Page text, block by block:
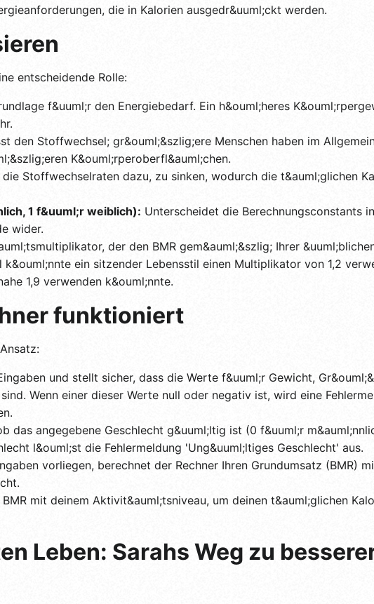
die in Kalorien ausgedr&uuml;ckt werden.
entscheidende Rolle:
f&uuml;r den Energiebedarf. Ein h&ouml;heres
den Stoffwechsel; gr&ouml;&szlig;ere Menschen haben im
K&ouml;rperoberfl&auml;chen.
Stoffwechselraten dazu, zu sinken, wodurch die t&auml;glichen
1 f&uuml;r weiblich): Unterscheidet die Berechnungsconstants
wider.
der den BMR gem&auml;&szlig; Ihrer
ein sitzender Lebensstil einen Multiplikator von 1,2
1,9 verwenden k&ouml;nnte.
funktioniert
und stellt sicher, dass die Werte f&uuml;r Gewicht,
Wenn einer dieser Werte null oder negativ ist, wird eine
das angegebene Geschlecht g&uuml;ltig ist (0 f&uuml;r
l&ouml;st die Fehlermeldung 'Ung&uuml;ltiges Geschlecht' aus.
vorliegen, berechnet der Rechner Ihren Grundumsatz (BMR)
mit deinem Aktivit&auml;tsniveau, um deinen t&auml;glichen
Leben: Sarahs Weg zu